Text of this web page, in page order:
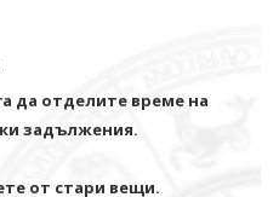
да отделите време на
задължения.
от стари вещи.